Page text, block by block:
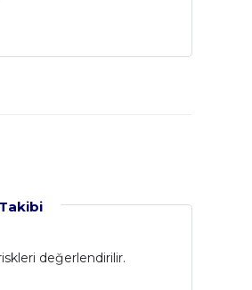
değerlendirilir.